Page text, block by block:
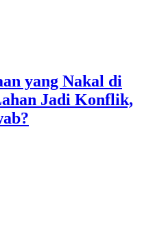
yang Nakal di
Jadi Konflik,